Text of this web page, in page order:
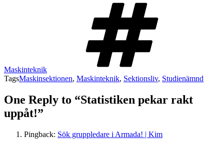
Maskinteknik
TagsMaskinsektionen, Maskinteknik, Sektionsliv, Studienämnd
One Reply to “Statistiken pekar rakt
uppåt!”
Pingback: Sök gruppledare i Armada! | Kim